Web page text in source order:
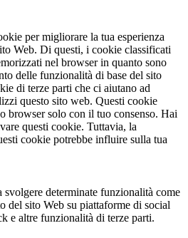
per migliorare la tua esperienza
Web. Di questi, i cookie classificati
nel browser in quanto sono
delle funzionalità di base del sito
di terze parti che ci aiutano ad
questo sito web. Questi cookie
browser solo con il tuo consenso. Hai
questi cookie. Tuttavia, la
cookie potrebbe influire sulla tua
determinate funzionalità come
del sito Web su piattaforme di social
e altre funzionalità di terze parti.